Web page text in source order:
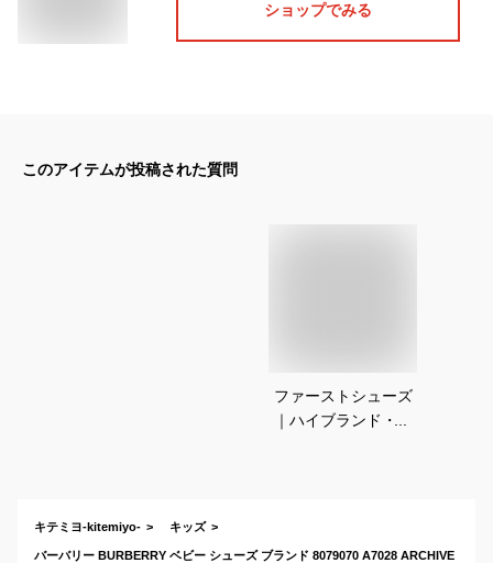
ショップでみる
このアイテムが投稿された質問
ファーストシューズ
｜ハイブランド・ブ
キテミヨ-kitemiyo- キッズ
バーバリー BURBERRY ベビー シューズ ブランド 8079070 A7028 ARCHIVE